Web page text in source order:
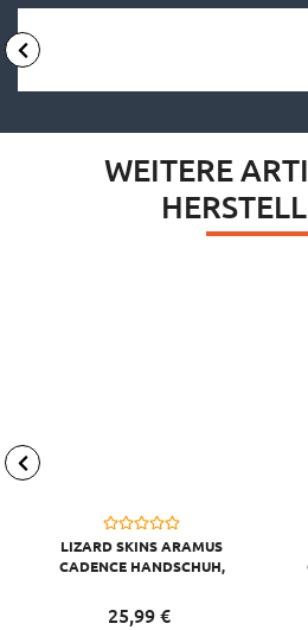
WEITERE
LIZARD SKINS ARAMUS
CADENCE HANDSCHUH,
25,99 €